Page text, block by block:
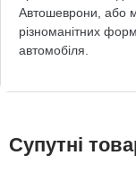
Автошеврони, або
різноманітних
автомобіля.
Супутні